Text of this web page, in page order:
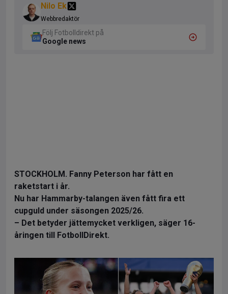
Nilo Ek
Webbredaktör
Följ Fotbolldirekt på
Google news
STOCKHOLM. Fanny Peterson har fått en
raketstart i år.
Nu har Hammarby-talangen även fått fira ett
cupguld under säsongen 2025/26.
– Det betyder jättemycket verkligen, säger 16-
åringen till FotbollDirekt.